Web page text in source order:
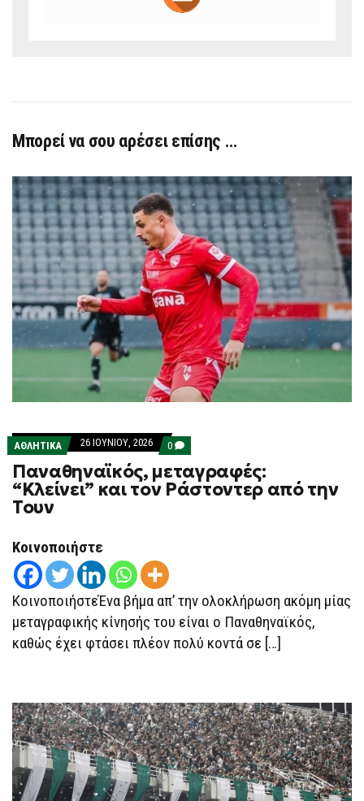
Μπορεί να σου αρέσει επίσης …
ΑΘΛΗΤΙΚΑ 26 ΙΟΥΝΊΟΥ, 2026 0 COMMENTS
ON
ΠΑΝΑΘΗΝΑΪΚΌΣ,
ΜΕΤΑΓΡΑΦΈΣ:
“ΚΛΕΊΝΕΙ”
Παναθηναϊκός, μεταγραφές:
“Κλείνει” και τον Ράστοντερ από την
Τουν
Κοινοποιήστε
ΚοινοποιήστεΈνα βήμα απ’ την ολοκλήρωση ακόμη μίας
μεταγραφικής κίνησής του είναι ο Παναθηναϊκός,
καθώς έχει φτάσει πλέον πολύ κοντά σε […]